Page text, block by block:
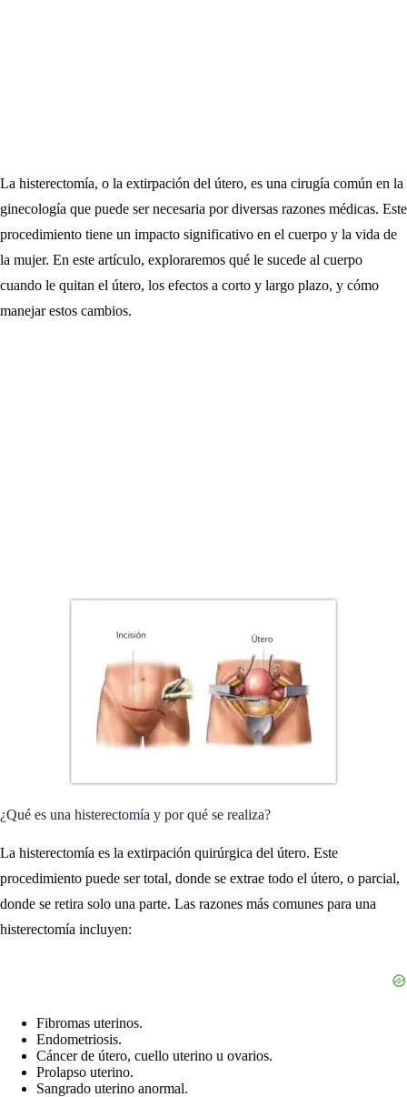
La histerectomía, o la extirpación del útero, es una cirugía común en la
ginecología que puede ser necesaria por diversas razones médicas. Este
procedimiento tiene un impacto significativo en el cuerpo y la vida de
la mujer. En este artículo, exploraremos qué le sucede al cuerpo
cuando le quitan el útero, los efectos a corto y largo plazo, y cómo
manejar estos cambios.
¿Qué es una histerectomía y por qué se realiza?
La histerectomía es la extirpación quirúrgica del útero. Este
procedimiento puede ser total, donde se extrae todo el útero, o parcial,
donde se retira solo una parte. Las razones más comunes para una
histerectomía incluyen:
Fibromas uterinos.
Endometriosis.
Cáncer de útero, cuello uterino u ovarios.
Prolapso uterino.
Sangrado uterino anormal.